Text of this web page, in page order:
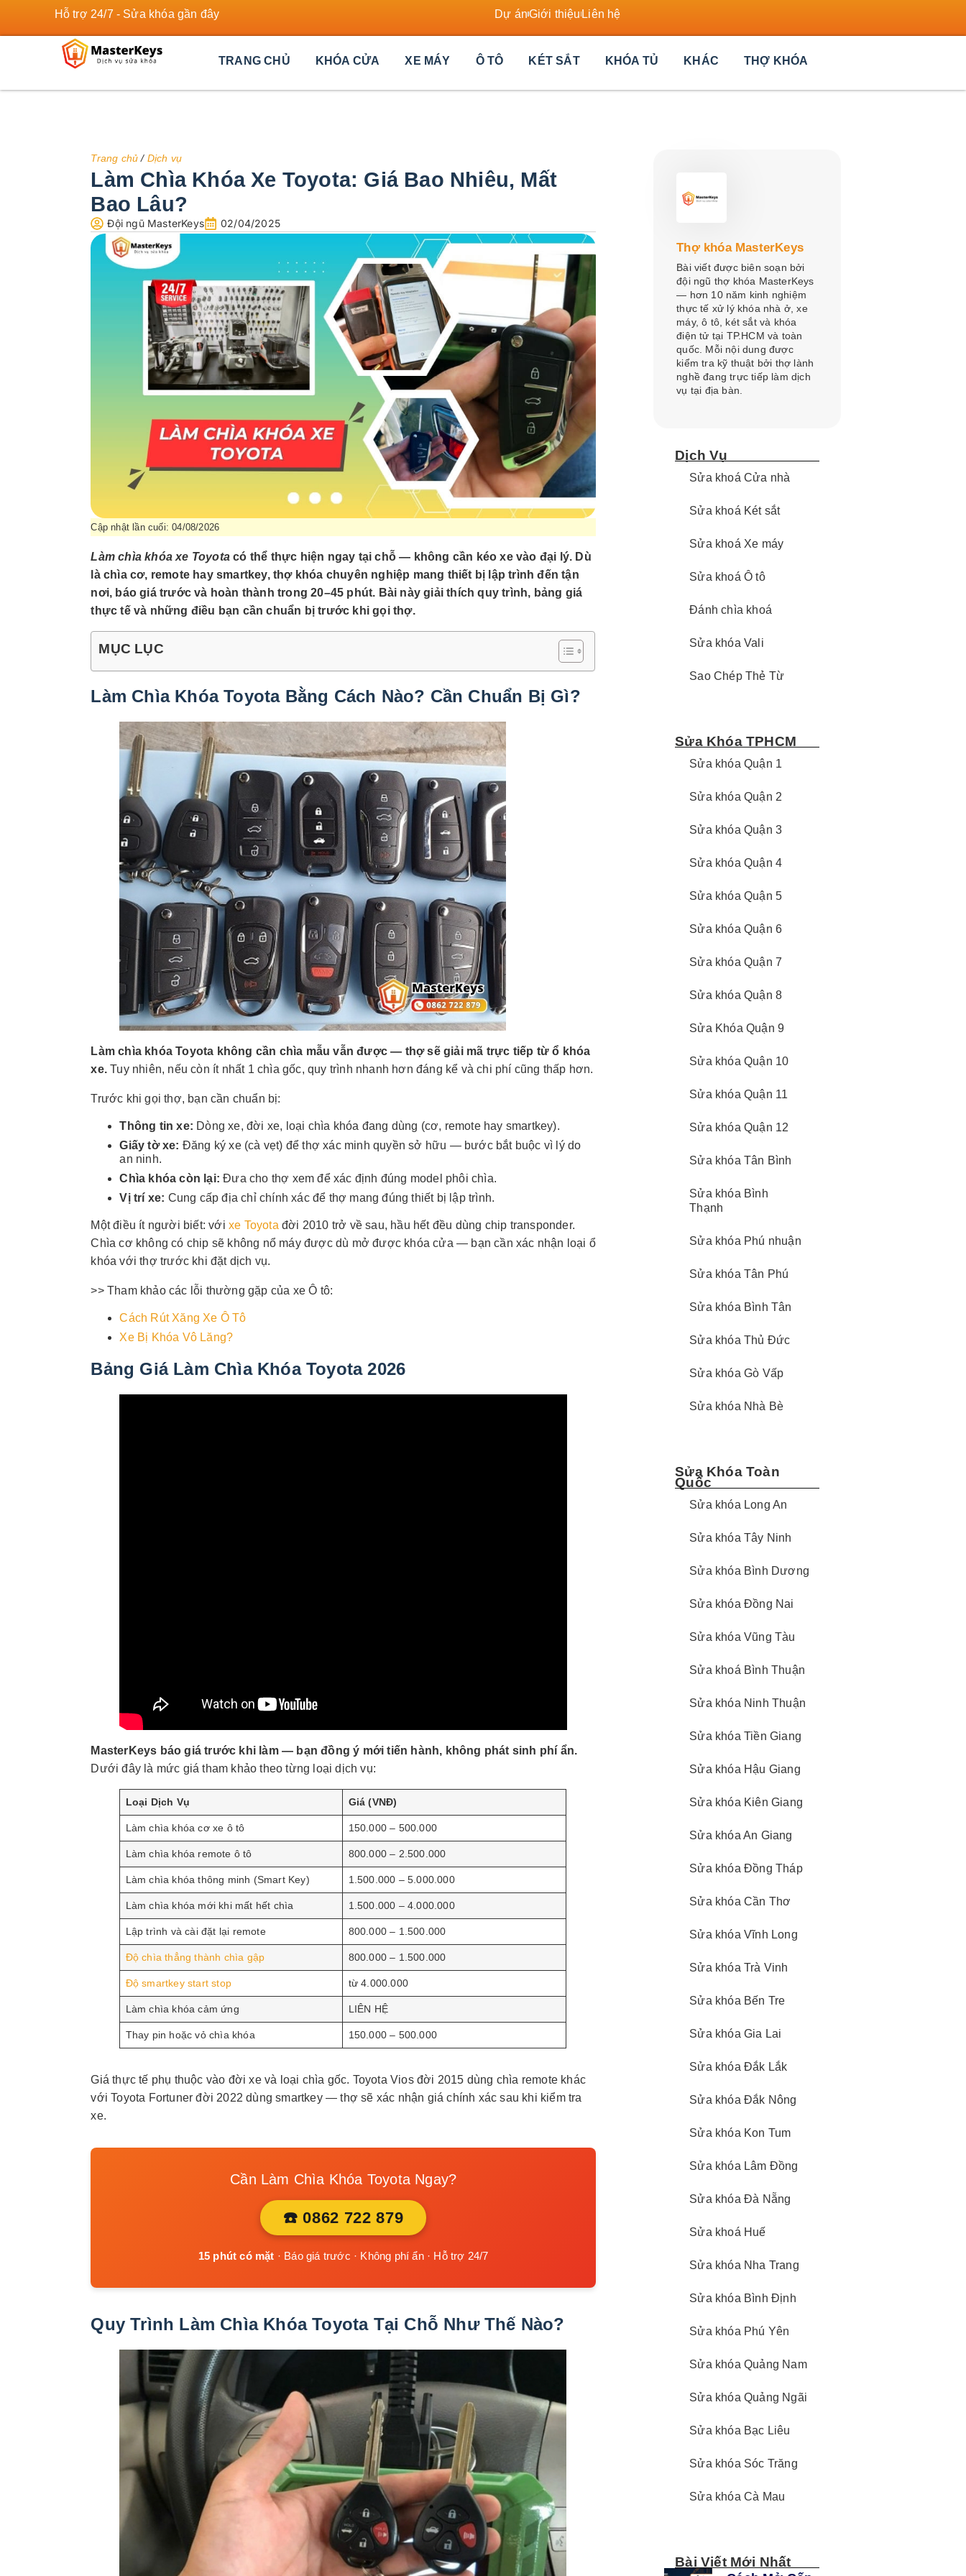
Hỗ trợ 24/7 - Sửa khóa gần đây Dự ánGiới thiệu Liên hệ
TRANG CHỦ KHÓA CỬA XE MÁY Ô TÔ KÉT SẮT KHÓA TỦ KHÁC THỢ KHÓA
Trang chủ / Dịch vụ
Làm Chìa Khóa Xe Toyota: Giá Bao Nhiêu, Mất
Bao Lâu?
Đội ngũ MasterKeys 02/04/2025
Cập nhật lần cuối: 04/08/2026
Làm chìa khóa xe Toyota có thể thực hiện ngay tại chỗ — không cần kéo xe vào đại lý. Dù
là chìa cơ, remote hay smartkey, thợ khóa chuyên nghiệp mang thiết bị lập trình đến tận
nơi, báo giá trước và hoàn thành trong 20–45 phút. Bài này giải thích quy trình, bảng giá
thực tế và những điều bạn cần chuẩn bị trước khi gọi thợ.
MỤC LỤC
Làm Chìa Khóa Toyota Bằng Cách Nào? Cần Chuẩn Bị Gì?
Làm chìa khóa Toyota không cần chìa mẫu vẫn được — thợ sẽ giải mã trực tiếp từ ổ khóa
xe. Tuy nhiên, nếu còn ít nhất 1 chìa gốc, quy trình nhanh hơn đáng kể và chi phí cũng thấp hơn.
Trước khi gọi thợ, bạn cần chuẩn bị:
Thông tin xe: Dòng xe, đời xe, loại chìa khóa đang dùng (cơ, remote hay smartkey).
Giấy tờ xe: Đăng ký xe (cà vẹt) để thợ xác minh quyền sở hữu — bước bắt buộc vì lý do
an ninh.
Chìa khóa còn lại: Đưa cho thợ xem để xác định đúng model phôi chìa.
Vị trí xe: Cung cấp địa chỉ chính xác để thợ mang đúng thiết bị lập trình.
Một điều ít người biết: vớixe Toyota đời 2010 trở về sau, hầu hết đều dùng chip transponder.
Chìa cơ không có chip sẽ không nổ máy được dù mở được khóa cửa — bạn cần xác nhận loại ổ
khóa với thợ trước khi đặt dịch vụ.
>> Tham khảo các lỗi thường gặp của xe Ô tô:
Cách Rút Xăng Xe Ô Tô
Xe Bị Khóa Vô Lăng?
Bảng Giá Làm Chìa Khóa Toyota 2026
MasterKeys báo giá trước khi làm — bạn đồng ý mới tiến hành, không phát sinh phí ẩn.
Dưới đây là mức giá tham khảo theo từng loại dịch vụ:
Loại Dịch Vụ Giá (VNĐ)
Làm chìa khóa cơ xe ô tô 150.000 – 500.000
Làm chìa khóa remote ô tô 800.000 – 2.500.000
Làm chìa khóa thông minh (Smart Key) 1.500.000 – 5.000.000
Làm chìa khóa mới khi mất hết chìa 1.500.000 – 4.000.000
Lập trình và cài đặt lại remote 800.000 – 1.500.000
Độ chìa thẳng thành chìa gập 800.000 – 1.500.000
Độ smartkey start stop từ 4.000.000
Làm chìa khóa cảm ứng LIÊN HỆ
Thay pin hoặc vỏ chìa khóa 150.000 – 500.000
Giá thực tế phụ thuộc vào đời xe và loại chìa gốc. Toyota Vios đời 2015 dùng chìa remote khác
với Toyota Fortuner đời 2022 dùng smartkey — thợ sẽ xác nhận giá chính xác sau khi kiểm tra
xe.
Cần Làm Chìa Khóa Toyota Ngay?
☎️ 0862 722 879
15 phút có mặt · Báo giá trước · Không phí ẩn · Hỗ trợ 24/7
Quy Trình Làm Chìa Khóa Toyota Tại Chỗ Như Thế Nào?
Thợ khóa MasterKeys
Bài viết được biên soạn bởi
đội ngũ thợ khóa MasterKeys
— hơn 10 năm kinh nghiệm
thực tế xử lý khóa nhà ở, xe
máy, ô tô, két sắt và khóa
điện tử tại TP.HCM và toàn
quốc. Mỗi nội dung được
kiểm tra kỹ thuật bởi thợ lành
nghề đang trực tiếp làm dịch
vụ tại địa bàn.
Dịch Vụ
Sửa khoá Cửa nhà
Sửa khoá Két sắt
Sửa khoá Xe máy
Sửa khoá Ô tô
Đánh chìa khoá
Sửa khóa Vali
Sao Chép Thẻ Từ
Sửa Khóa TPHCM
Sửa khóa Quận 1
Sửa khóa Quận 2
Sửa khóa Quận 3
Sửa khóa Quận 4
Sửa khóa Quận 5
Sửa khóa Quận 6
Sửa khóa Quận 7
Sửa khóa Quận 8
Sửa Khóa Quận 9
Sửa khóa Quận 10
Sửa khóa Quận 11
Sửa khóa Quận 12
Sửa khóa Tân Bình
Sửa khóa Bình
Thạnh
Sửa khóa Phú nhuận
Sửa khóa Tân Phú
Sửa khóa Bình Tân
Sửa khóa Thủ Đức
Sửa khóa Gò Vấp
Sửa khóa Nhà Bè
Sửa Khóa Toàn
Quốc
Sửa khóa Long An
Sửa khóa Tây Ninh
Sửa khóa Bình Dương
Sửa khóa Đồng Nai
Sửa khóa Vũng Tàu
Sửa khoá Bình Thuận
Sửa khóa Ninh Thuận
Sửa khóa Tiền Giang
Sửa khóa Hậu Giang
Sửa khóa Kiên Giang
Sửa khóa An Giang
Sửa khóa Đồng Tháp
Sửa khóa Cần Thơ
Sửa khóa Vĩnh Long
Sửa khóa Trà Vinh
Sửa khóa Bến Tre
Sửa khóa Gia Lai
Sửa khóa Đắk Lắk
Sửa khóa Đắk Nông
Sửa khóa Kon Tum
Sửa khóa Lâm Đồng
Sửa khóa Đà Nẵng
Sửa khoá Huế
Sửa khóa Nha Trang
Sửa khóa Bình Định
Sửa khóa Phú Yên
Sửa khóa Quảng Nam
Sửa khóa Quảng Ngãi
Sửa khóa Bạc Liêu
Sửa khóa Sóc Trăng
Sửa khóa Cà Mau
Bài Viết Mới Nhất